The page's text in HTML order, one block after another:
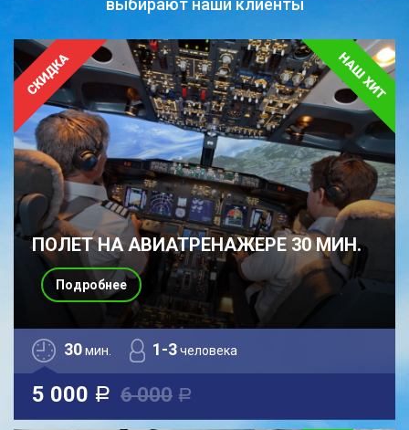
выбирают наши клиенты
ПОЛЕТ НА АВИАТРЕНАЖЕРЕ 30 МИН.
30мин. 1-3человека
5 000 a 6 000 a
Подробнее